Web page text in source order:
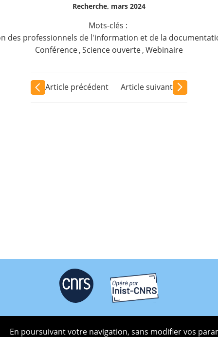
Recherche, mars 2024
Mots-clés :
des professionnels de l'information et de la
Conférence,Science ouverte,Webinaire
Article précédent Article suivant
Politique de confidentialité
En poursuivant votre navigation, sans modifier vos